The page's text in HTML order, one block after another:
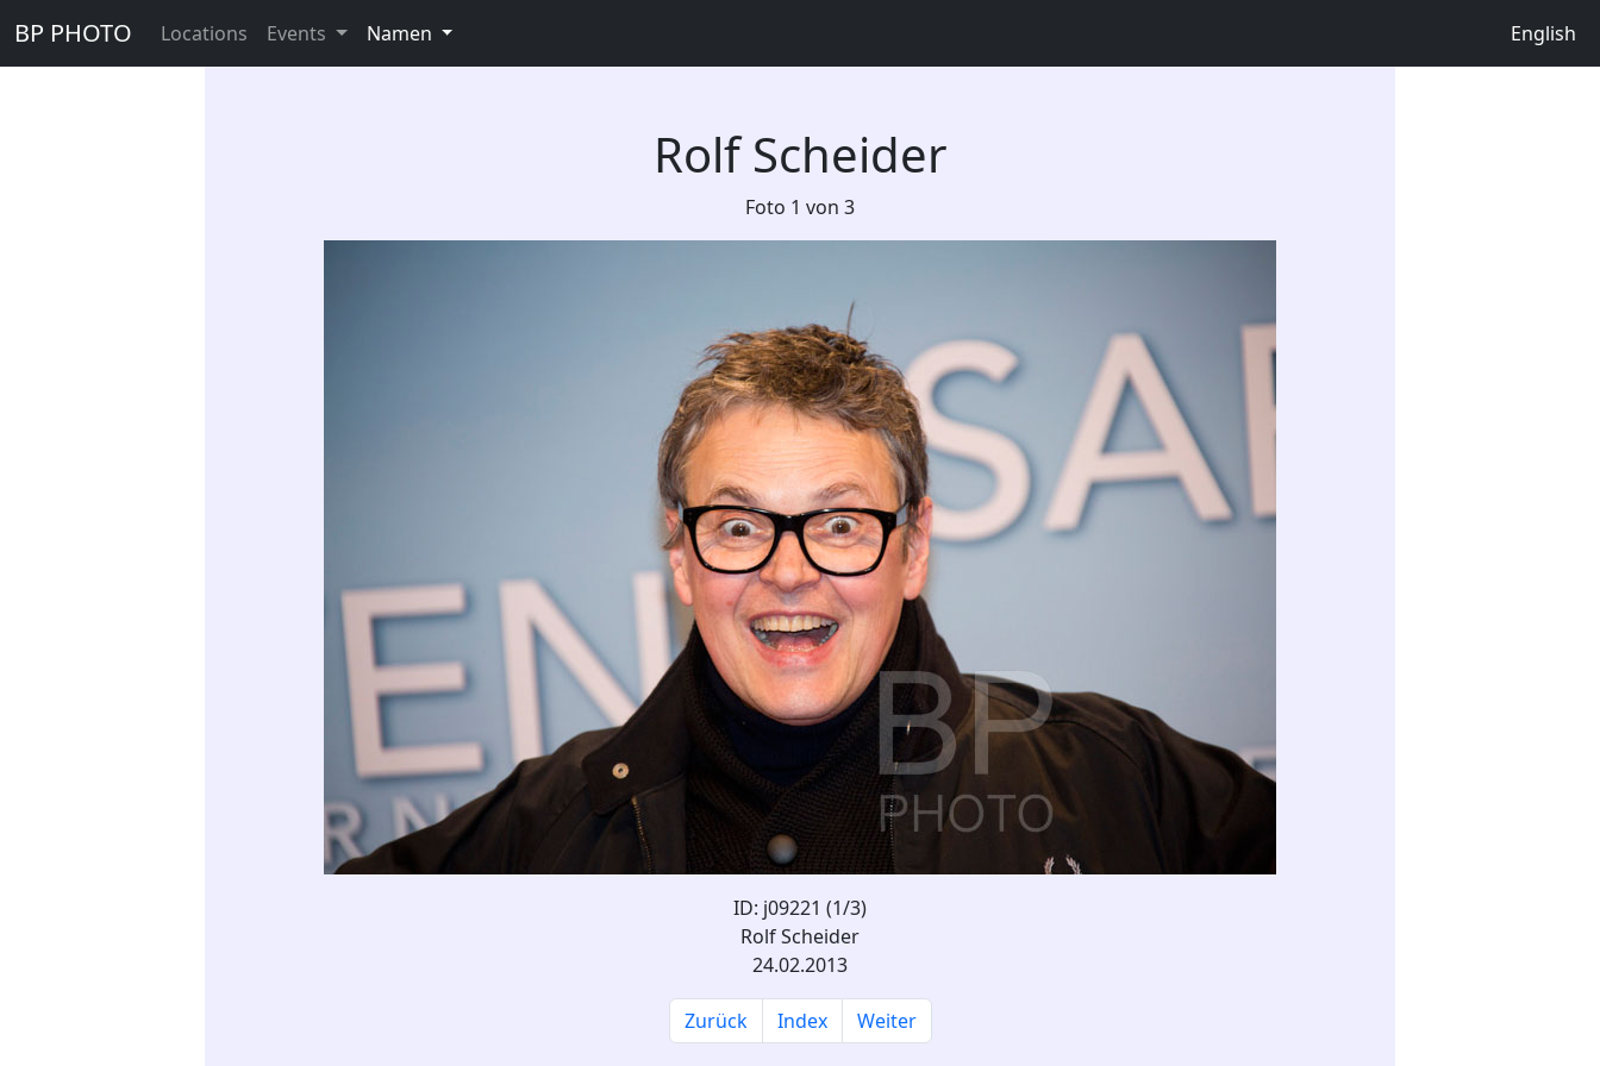
BP PHOTO Locations Events Namen English
Rolf Scheider
Foto 1 von 3
ID: j09221 (1/3)
Rolf Scheider
24.02.2013
Zurück Index Weiter